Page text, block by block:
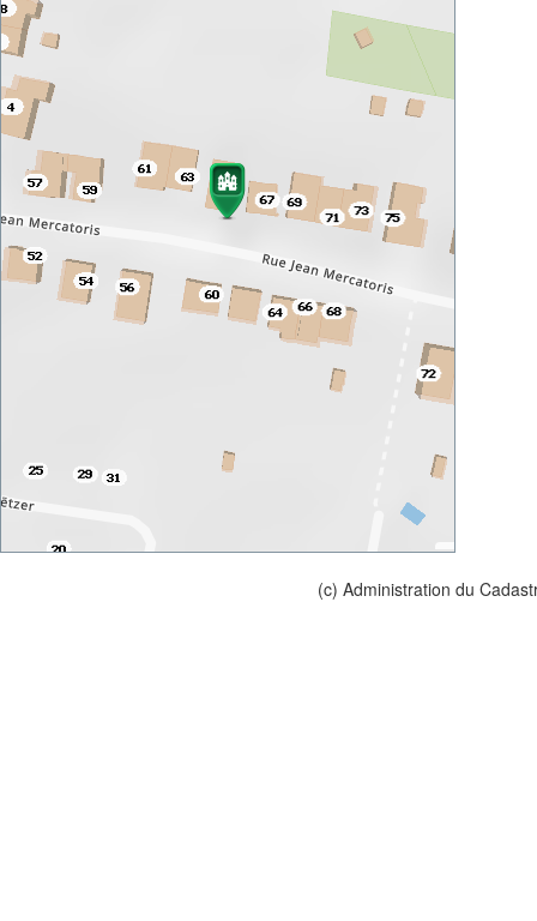
(c) Administration du